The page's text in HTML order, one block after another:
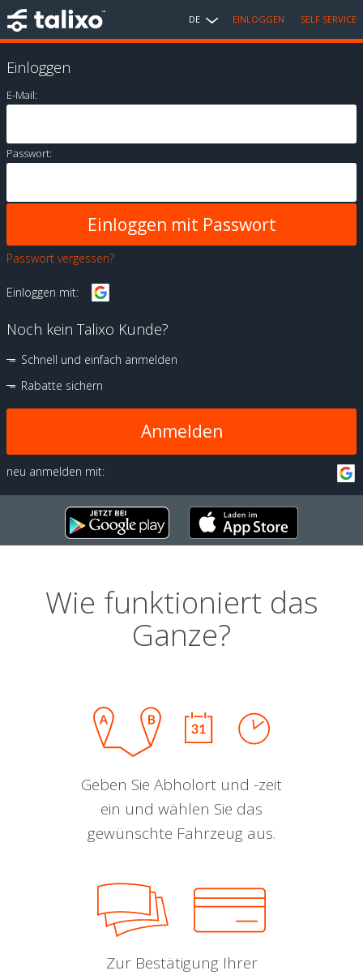
DE EINLOGGEN SELF SERVICE
Einloggen
E-Mail:
Passwort:
Passwort vergessen?
Einloggen mit:
Noch kein Talixo Kunde?
Schnell und einfach anmelden
Rabatte sichern
Anmelden
neu anmelden mit:
Wie funktioniert das
Ganze?
Geben Sie Abholort und -zeit
ein und wählen Sie das
gewünschte Fahrzeug aus.
Zur Bestätigung Ihrer